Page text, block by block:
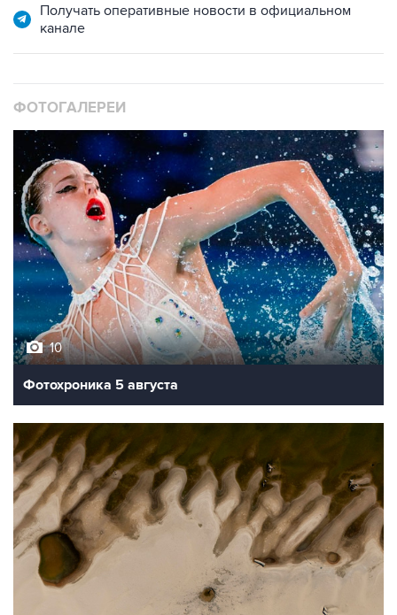
Получать оперативные новости в официальном
канале
ФОТОГАЛЕРЕИ
10
Фотохроника 5 августа